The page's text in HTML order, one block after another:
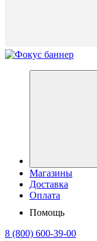
Магазины
Доставка
Оплата
Помощь
8 (800) 600-39-00